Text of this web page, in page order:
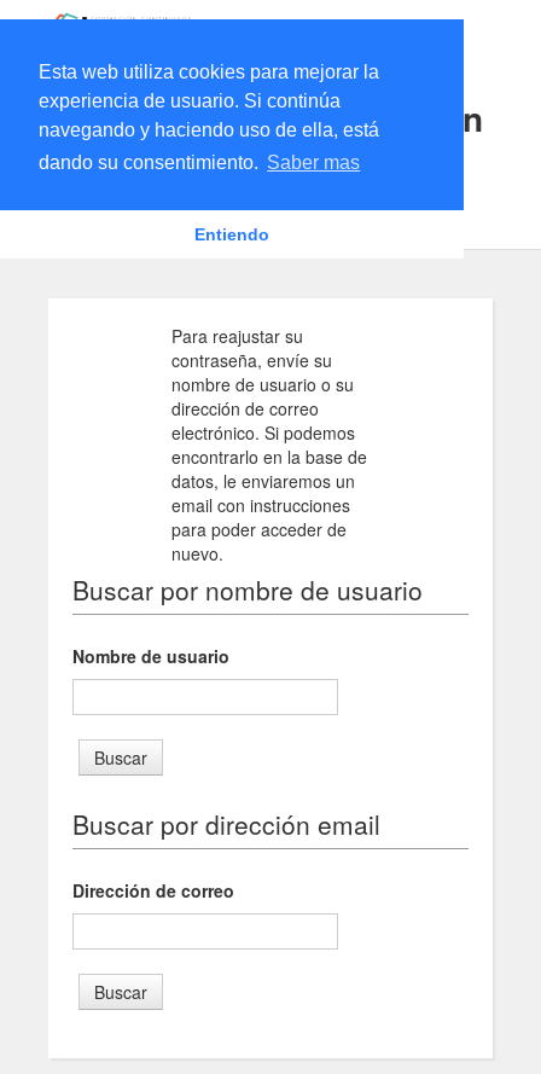
Esta web utiliza cookies para mejorar la
experiencia de usuario. Si continúa
navegando y haciendo uso de ella, está
dando su consentimiento. Saber mas
Entiendo
Plataforma Formación Con
tinuada - PROFESORADO
Para reajustar su
contraseña, envíe su
nombre de usuario o su
dirección de correo
electrónico. Si podemos
encontrarlo en la base de
datos, le enviaremos un
email con instrucciones
para poder acceder de
nuevo.
Buscar por nombre de usuario
Nombre de usuario
Buscar por dirección email
Dirección de correo